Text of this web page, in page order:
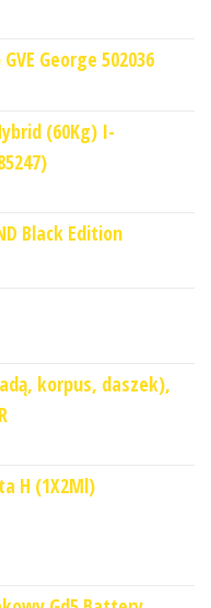
George 502036
(60Kg) I-
Black Edition
korpus, daszek),
H (1X2Ml)